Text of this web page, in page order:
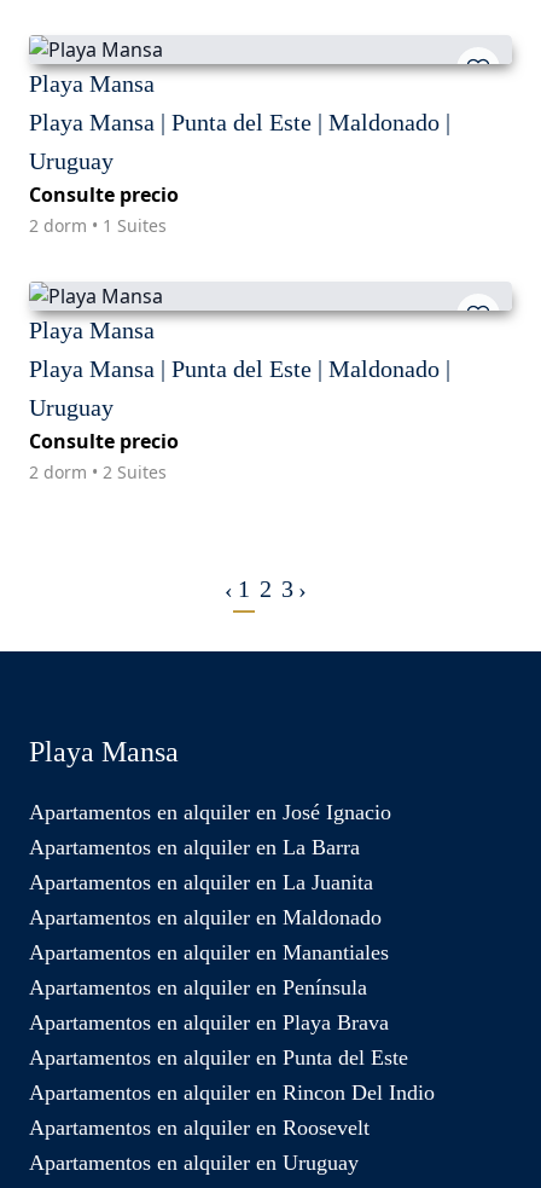
Playa Mansa
Playa Mansa | Punta del Este | Maldonado |
Uruguay
Consulte precio
2 dorm • 1 Suites
Playa Mansa
Playa Mansa | Punta del Este | Maldonado |
Uruguay
Consulte precio
2 dorm • 2 Suites
‹ 1 2 3 ›
Playa Mansa
Apartamentos en alquiler en José Ignacio
Apartamentos en alquiler en La Barra
Apartamentos en alquiler en La Juanita
Apartamentos en alquiler en Maldonado
Apartamentos en alquiler en Manantiales
Apartamentos en alquiler en Península
Apartamentos en alquiler en Playa Brava
Apartamentos en alquiler en Punta del Este
Apartamentos en alquiler en Rincon Del Indio
Apartamentos en alquiler en Roosevelt
Apartamentos en alquiler en Uruguay